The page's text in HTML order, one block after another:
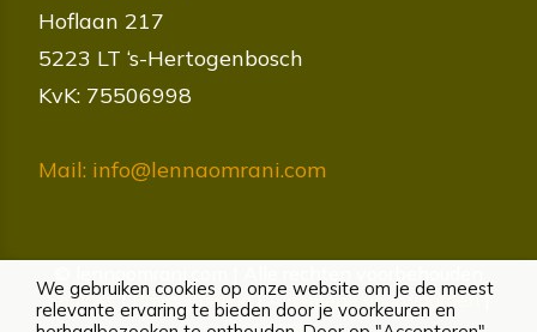
Hoflaan 217
5223 LT ‘s-Hertogenbosch
KvK: 75506998
Mail: info@lennaomrani.com
Cookies|Privacybeleid|Algemene voorwaarden|
Disclaimer
We gebruiken cookies op onze website om je de meest
relevante ervaring te bieden door je voorkeuren en